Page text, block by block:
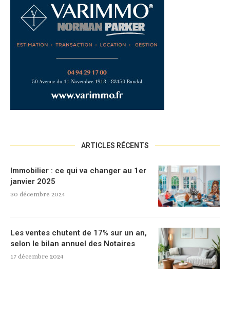
ARTICLES RÉCENTS
Immobilier : ce qui va changer au 1er
janvier 2025
30 décembre 2024
Les ventes chutent de 17% sur un an,
selon le bilan annuel des Notaires
17 décembre 2024